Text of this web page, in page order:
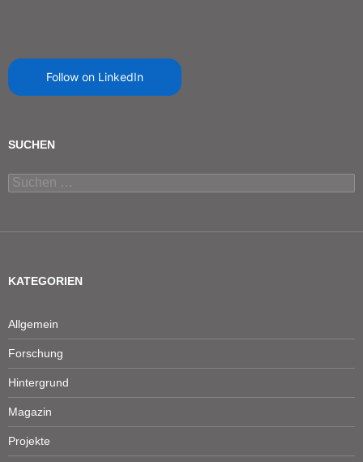
Follow on LinkedIn
SUCHEN
Suchen
nach:
KATEGORIEN
Allgemein
Forschung
Hintergrund
Magazin
Projekte